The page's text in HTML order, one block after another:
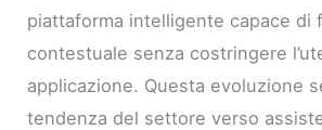
piattaforma intelligente capace di
contestuale senza costringere
applicazione. Questa evoluzione
tendenza del settore verso